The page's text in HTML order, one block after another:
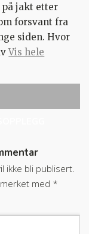
på jakt etter
forsvant fra
siden. Hvor
Vis hele
ikke bli publisert.
med *